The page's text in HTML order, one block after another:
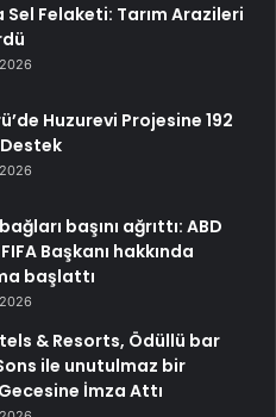
Sel Felaketi: Tarım Arazileri
Huzurevi Projesine 192
başını ağrıttı: ABD
Başkanı hakkında
başlattı
& Resorts, Ödüllü bar
ile unutulmaz bir
İmza Attı